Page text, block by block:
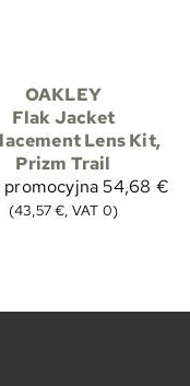
OAKLEY
Flak Jacket
Lens Kit,
Prizm Trail
promocyjna54,68 €
(43,57 €, VAT 0)